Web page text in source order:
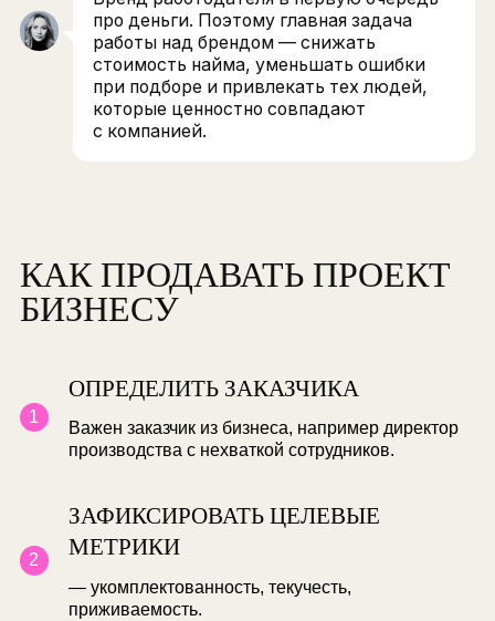
Игнорирование HR-бренда обходится дорого.
Компании без имени тратят больше на наем
и получают слабых кандидатов. Если нужен
Дефицитный рынок труда и низкий уровень
безработицы создают конкуренцию
за профессионалов, особенно в сферах с узкой
ВАЛЕНТИНА ЧЕРНЫХ
Бренд работодателя в первую
про деньги. Поэтому главная задача
работы над брендом — снижать
стоимость найма, уменьшать ошибки